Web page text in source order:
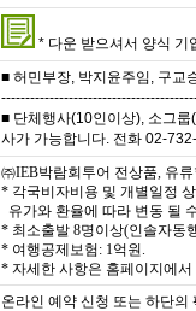
* 다운 받으셔서 양식
■ 허민부장, 박지윤주임, 구교
■ 단체행사(10인이상), 소그
사가 가능합니다. 전화 02-
㈜IEB박람회투어 전상품, 유
* 각국비자비용 및 개별일정
유가와 환율에 따라 변동 될
* 최소출발 8명이상(인솔자동
* 여행공제보험: 1억원.
* 자세한 사항은 홈페이지에
온라인 예약 신청 또는 하단